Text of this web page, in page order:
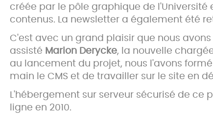
créée par le pôle graphique de
contenus. La newsletter a également été
C'est avec un grand plaisir que nous
assisté Marion Derycke, la nouvelle
au lancement du projet, nous l'avons
main le CMS et de travailler sur le site en
L'hébergement sur serveur sécurisé de ce
ligne en 2010.